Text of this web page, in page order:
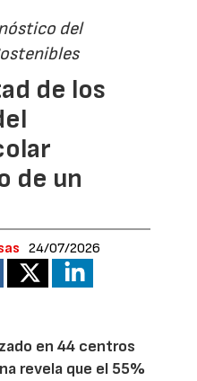
del
de los
de un
24/07/2026
en 44 centros
revela que el 55%